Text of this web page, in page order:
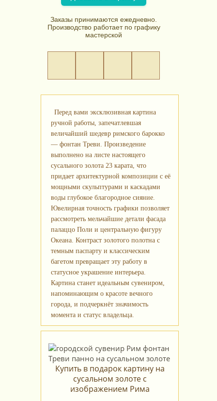
Заказы принимаются ежедневно.
Производство работает по графику
мастерской
Перед вами эксклюзивная картина
ручной работы, запечатлевшая
величайший шедевр римского барокко
— фонтан Треви. Произведение
выполнено на листе настоящего
сусального золота 23 карата, что
придает архитектурной композиции с её
мощными скульптурами и каскадами
воды глубокое благородное сияние.
Ювелирная точность графики позволяет
рассмотреть мельчайшие детали фасада
палаццо Поли и центральную фигуру
Океана. Контраст золотого полотна с
темным паспарту и классическим
багетом превращает эту работу в
статусное украшение интерьера.
Картина станет идеальным сувениром,
напоминающим о красоте вечного
города, и подчеркнёт значимость
момента и статус владельца.
Купить в подарок картину на
сусальном золоте с
изображением Рима